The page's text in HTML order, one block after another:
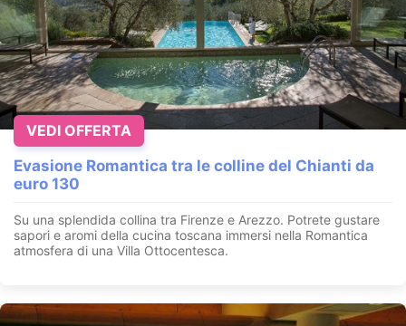
Evasione Romantica tra le colline del Chianti da
euro 130
Su una splendida collina tra Firenze e Arezzo. Potrete gustare
sapori e aromi della cucina toscana immersi nella Romantica
atmosfera di una Villa Ottocentesca.
VEDI OFFERTA